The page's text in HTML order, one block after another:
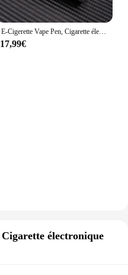
E-Cigerette Vape Pen, Cigarette électronique, Vaporisateur, Diamètre 24mm, Chargement USB, Destiny, RTA, Précieux, Atomiseur, 2ml, 4ml, 80W
17,99€
Cigarette électronique